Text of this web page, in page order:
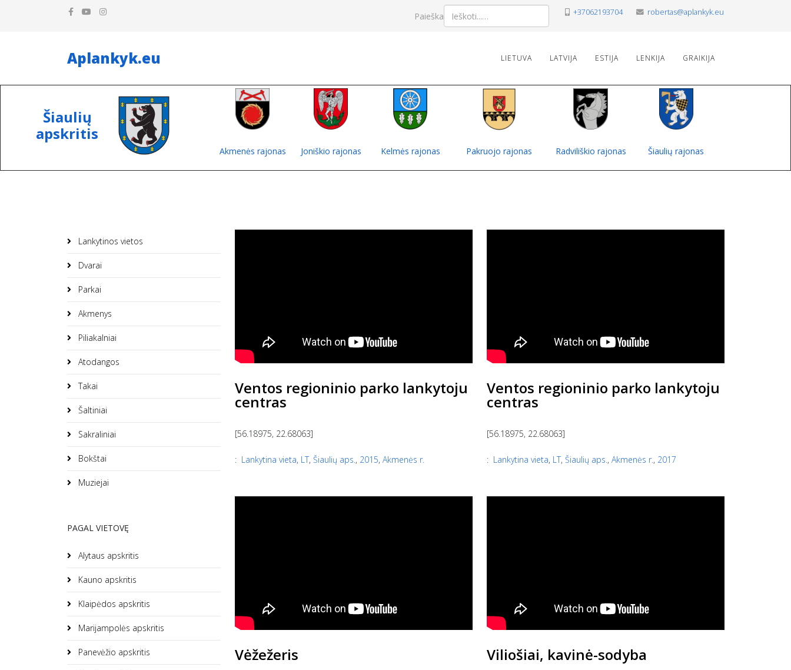
Paieška +37062193704 robertas@aplankyk.eu
Aplankyk.eu LIETUVA LATVIJA ESTIJA LENKIJA GRAIKIJA
Šiaulių
apskritis
Akmenės rajonas Joniškio rajonas Kelmės rajonas Pakruojo rajonas Radviliškio rajonas Šiaulių rajonas
Lankytinos vietos
Dvarai
Parkai
Akmenys
Piliakalniai
Atodangos
Takai
Šaltiniai
Sakraliniai
Bokštai
Muziejai
PAGAL VIETOVĘ
Alytaus apskritis
Kauno apskritis
Klaipėdos apskritis
Marijampolės apskritis
Panevėžio apskritis
Ventos regioninio parko lankytoju
centras
[56.18975, 22.68063]
: Lankytina vieta, LT, Šiaulių aps., 2015, Akmenės r.
Ventos regioninio parko lankytoju
centras
[56.18975, 22.68063]
: Lankytina vieta, LT, Šiaulių aps., Akmenės r., 2017
Vėžežeris Viliošiai, kavinė-sodyba